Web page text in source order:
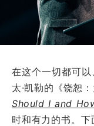
在这个一切都可
太·凯勒的《饶恕
Should I and
时和有力的书。